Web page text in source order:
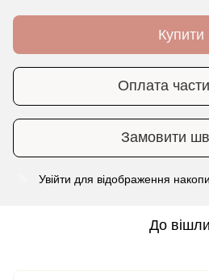
Купити
Оплата
Замовити
Увійти для відображення
До